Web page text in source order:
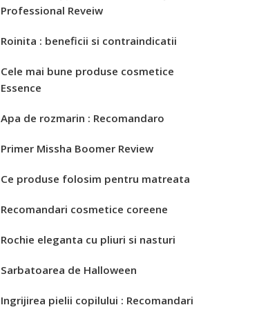
Professional Reveiw
Roinita : beneficii si contraindicatii
Cele mai bune produse cosmetice
Essence
Apa de rozmarin : Recomandaro
Primer Missha Boomer Review
Ce produse folosim pentru matreata
Recomandari cosmetice coreene
Rochie eleganta cu pliuri si nasturi
Sarbatoarea de Halloween
Ingrijirea pielii copilului : Recomandari